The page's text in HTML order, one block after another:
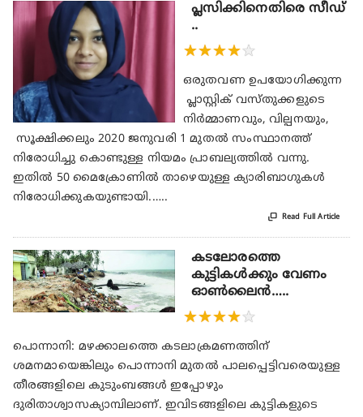
പ്ലസിക്കിനെതിരെ സീഡ്
..
★★★★★
ഒരുതവണ ഉപയോഗിക്കുന്ന
പ്ലാസ്റ്റിക് വസ്തുക്കളുടെ
നിർമ്മാണവും, വില്പനയും,
സൂക്ഷിക്കലും 2020 ജനുവരി 1 മുതൽ സംസ്ഥാനത്ത്
നിരോധിച്ചു കൊണ്ടുള്ള നിയമം പ്രാബല്യത്തിൽ വന്നു.
ഇതിൽ 50 മൈക്രോണിൽ താഴെയുള്ള ക്യാരിബാഗുകൾ
നിരോധിക്കുകയുണ്ടായി.…..
 Read Full Article
കടലോരത്തെ
കുട്ടികൾക്കും വേണം
ഓൺലൈൻ…..
★★★★★
പൊന്നാനി: മഴക്കാലത്തെ കടലാക്രമണത്തിന്
ശമനമായെങ്കിലും പൊന്നാനി മുതൽ പാലപ്പെട്ടിവരെയുള്ള
തീരങ്ങളിലെ കുടുംബങ്ങൾ ഇപ്പോഴും
ദുരിതാശ്വാസക്യാമ്പിലാണ്. ഇവിടങ്ങളിലെ കുട്ടികളുടെ